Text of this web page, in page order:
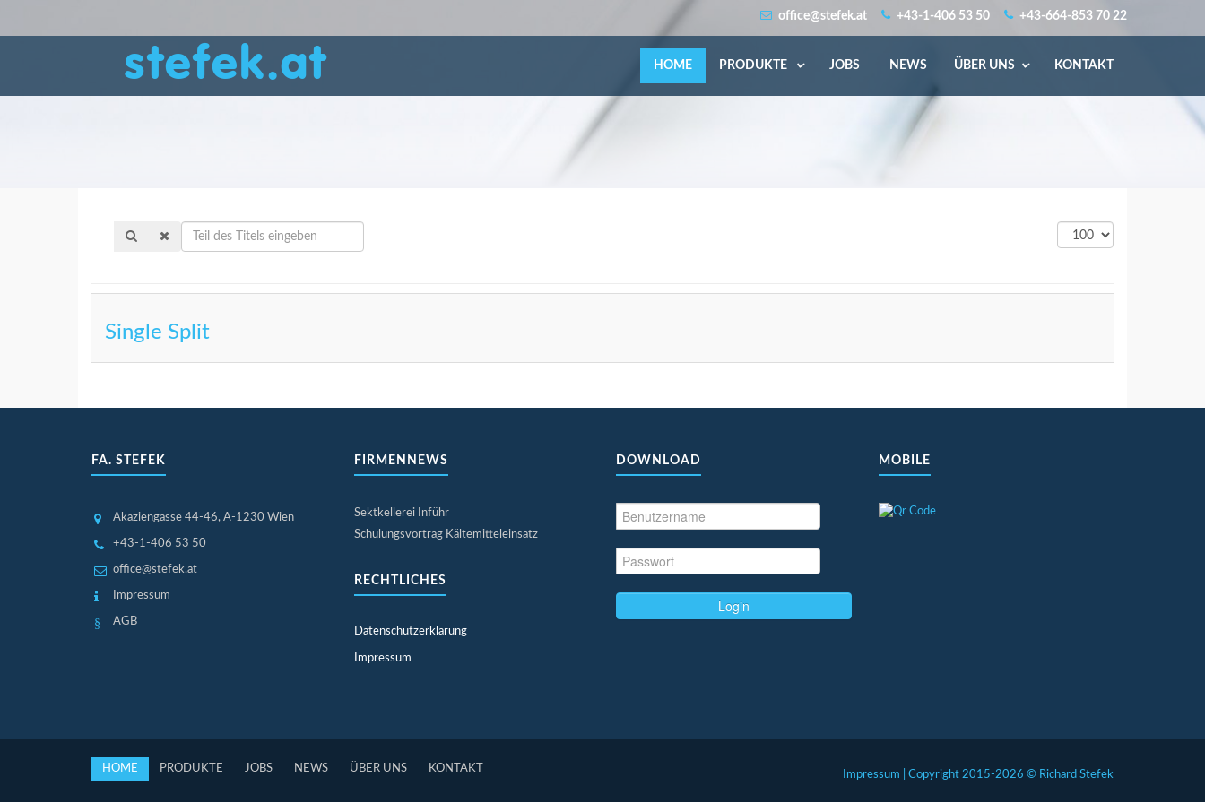
office@stefek.at +43-1-406 53 50 +43-664-853 70 22
stefek.at HOME PRODUKTE JOBS NEWS ÜBER UNS KONTAKT
Teil
Anzeige
#
Single Split
FA. STEFEK
Akaziengasse 44-46, A-1230 Wien
+43-1-406 53 50
office@stefek.at
Impressum
AGB
FIRMENNEWS
Sektkellerei Inführ
Schulungsvortrag Kältemitteleinsatz
RECHTLICHES
Datenschutzerklärung
Impressum
DOWNLOAD
Login
MOBILE
HOME PRODUKTE JOBS NEWS ÜBER UNS KONTAKT
Impressum | Copyright 2015-2026 © Richard Stefek